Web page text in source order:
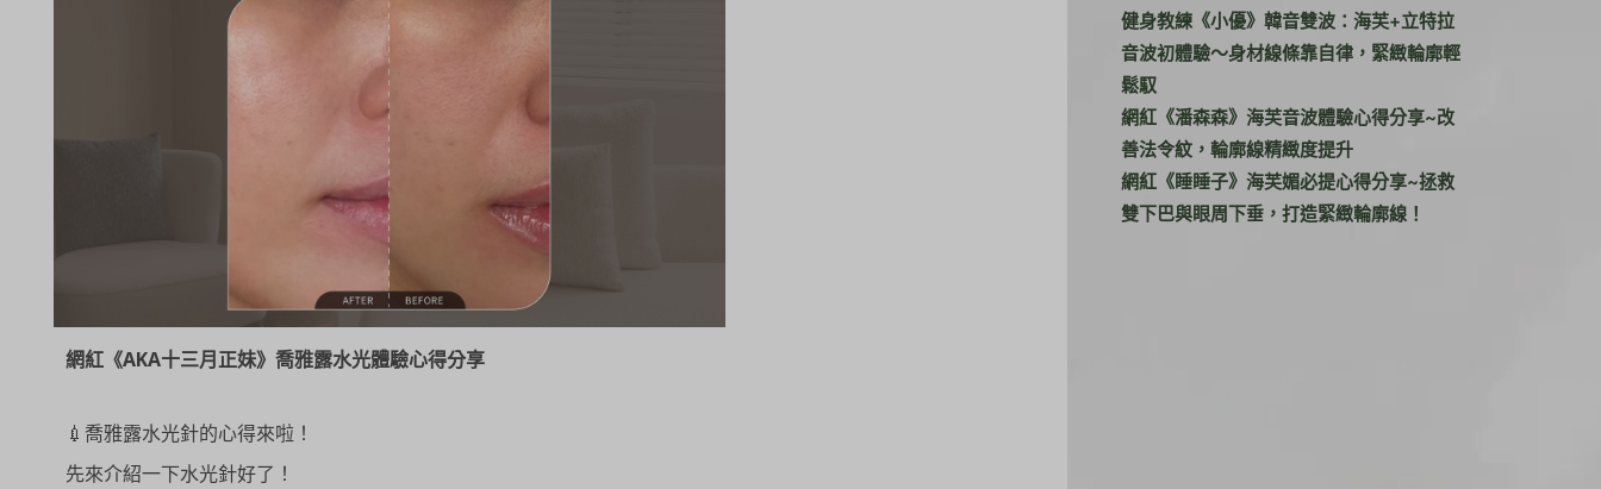
網紅《AKA十三月正妹》喬雅露水光體驗心得分享
💉喬雅露水光針的心得來啦！
先來介紹一下水光針好了！
健身教練《小優》韓音雙波：海芙+立特拉
音波初體驗～身材線條靠自律，緊緻輪廓輕
鬆馭
網紅《潘森森》海芙音波體驗心得分享~改
善法令紋，輪廓線精緻度提升
網紅《睡睡子》海芙媚必提心得分享~拯救
雙下巴與眼周下垂，打造緊緻輪廓線！